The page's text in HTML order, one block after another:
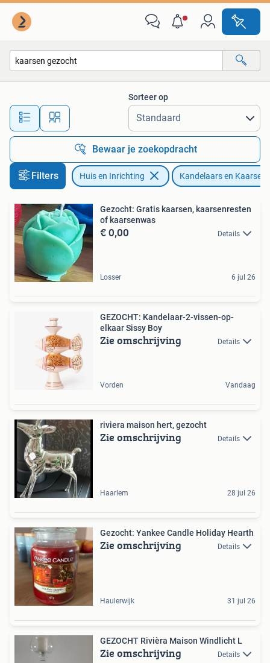
Alle afstanden…
Sorteer op
Bewaar je zoekopdracht
Filters Huis en Inrichting Kandelaars en Kaarsen
Gezocht: Gratis kaarsen, kaarsenresten
of kaarsenwas
€ 0,00 Details
Losser 6 jul 26
GEZOCHT: Kandelaar-2-vissen-op-
elkaar Sissy Boy
Zie omschrijving Details
Vorden Vandaag
riviera maison hert, gezocht
Zie omschrijving Details
Haarlem 28 jul 26
Gezocht: Yankee Candle Holiday Hearth
Zie omschrijving Details
Haulerwijk 31 jul 26
GEZOCHT Rivièra Maison Windlicht L
Zie omschrijving Details